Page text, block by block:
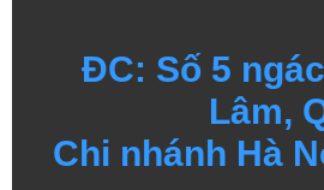
ĐC: Số 5
Lâm,
Chi nhánh Hà